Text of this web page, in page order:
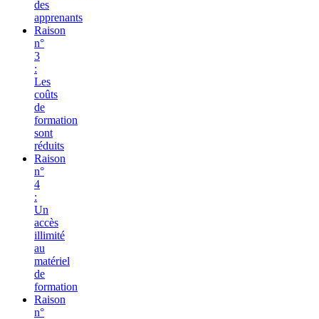
des
apprenants
Raison
n°
3
:
Les
coûts
de
formation
sont
réduits
Raison
n°
4
:
Un
accès
illimité
au
matériel
de
formation
Raison
n°